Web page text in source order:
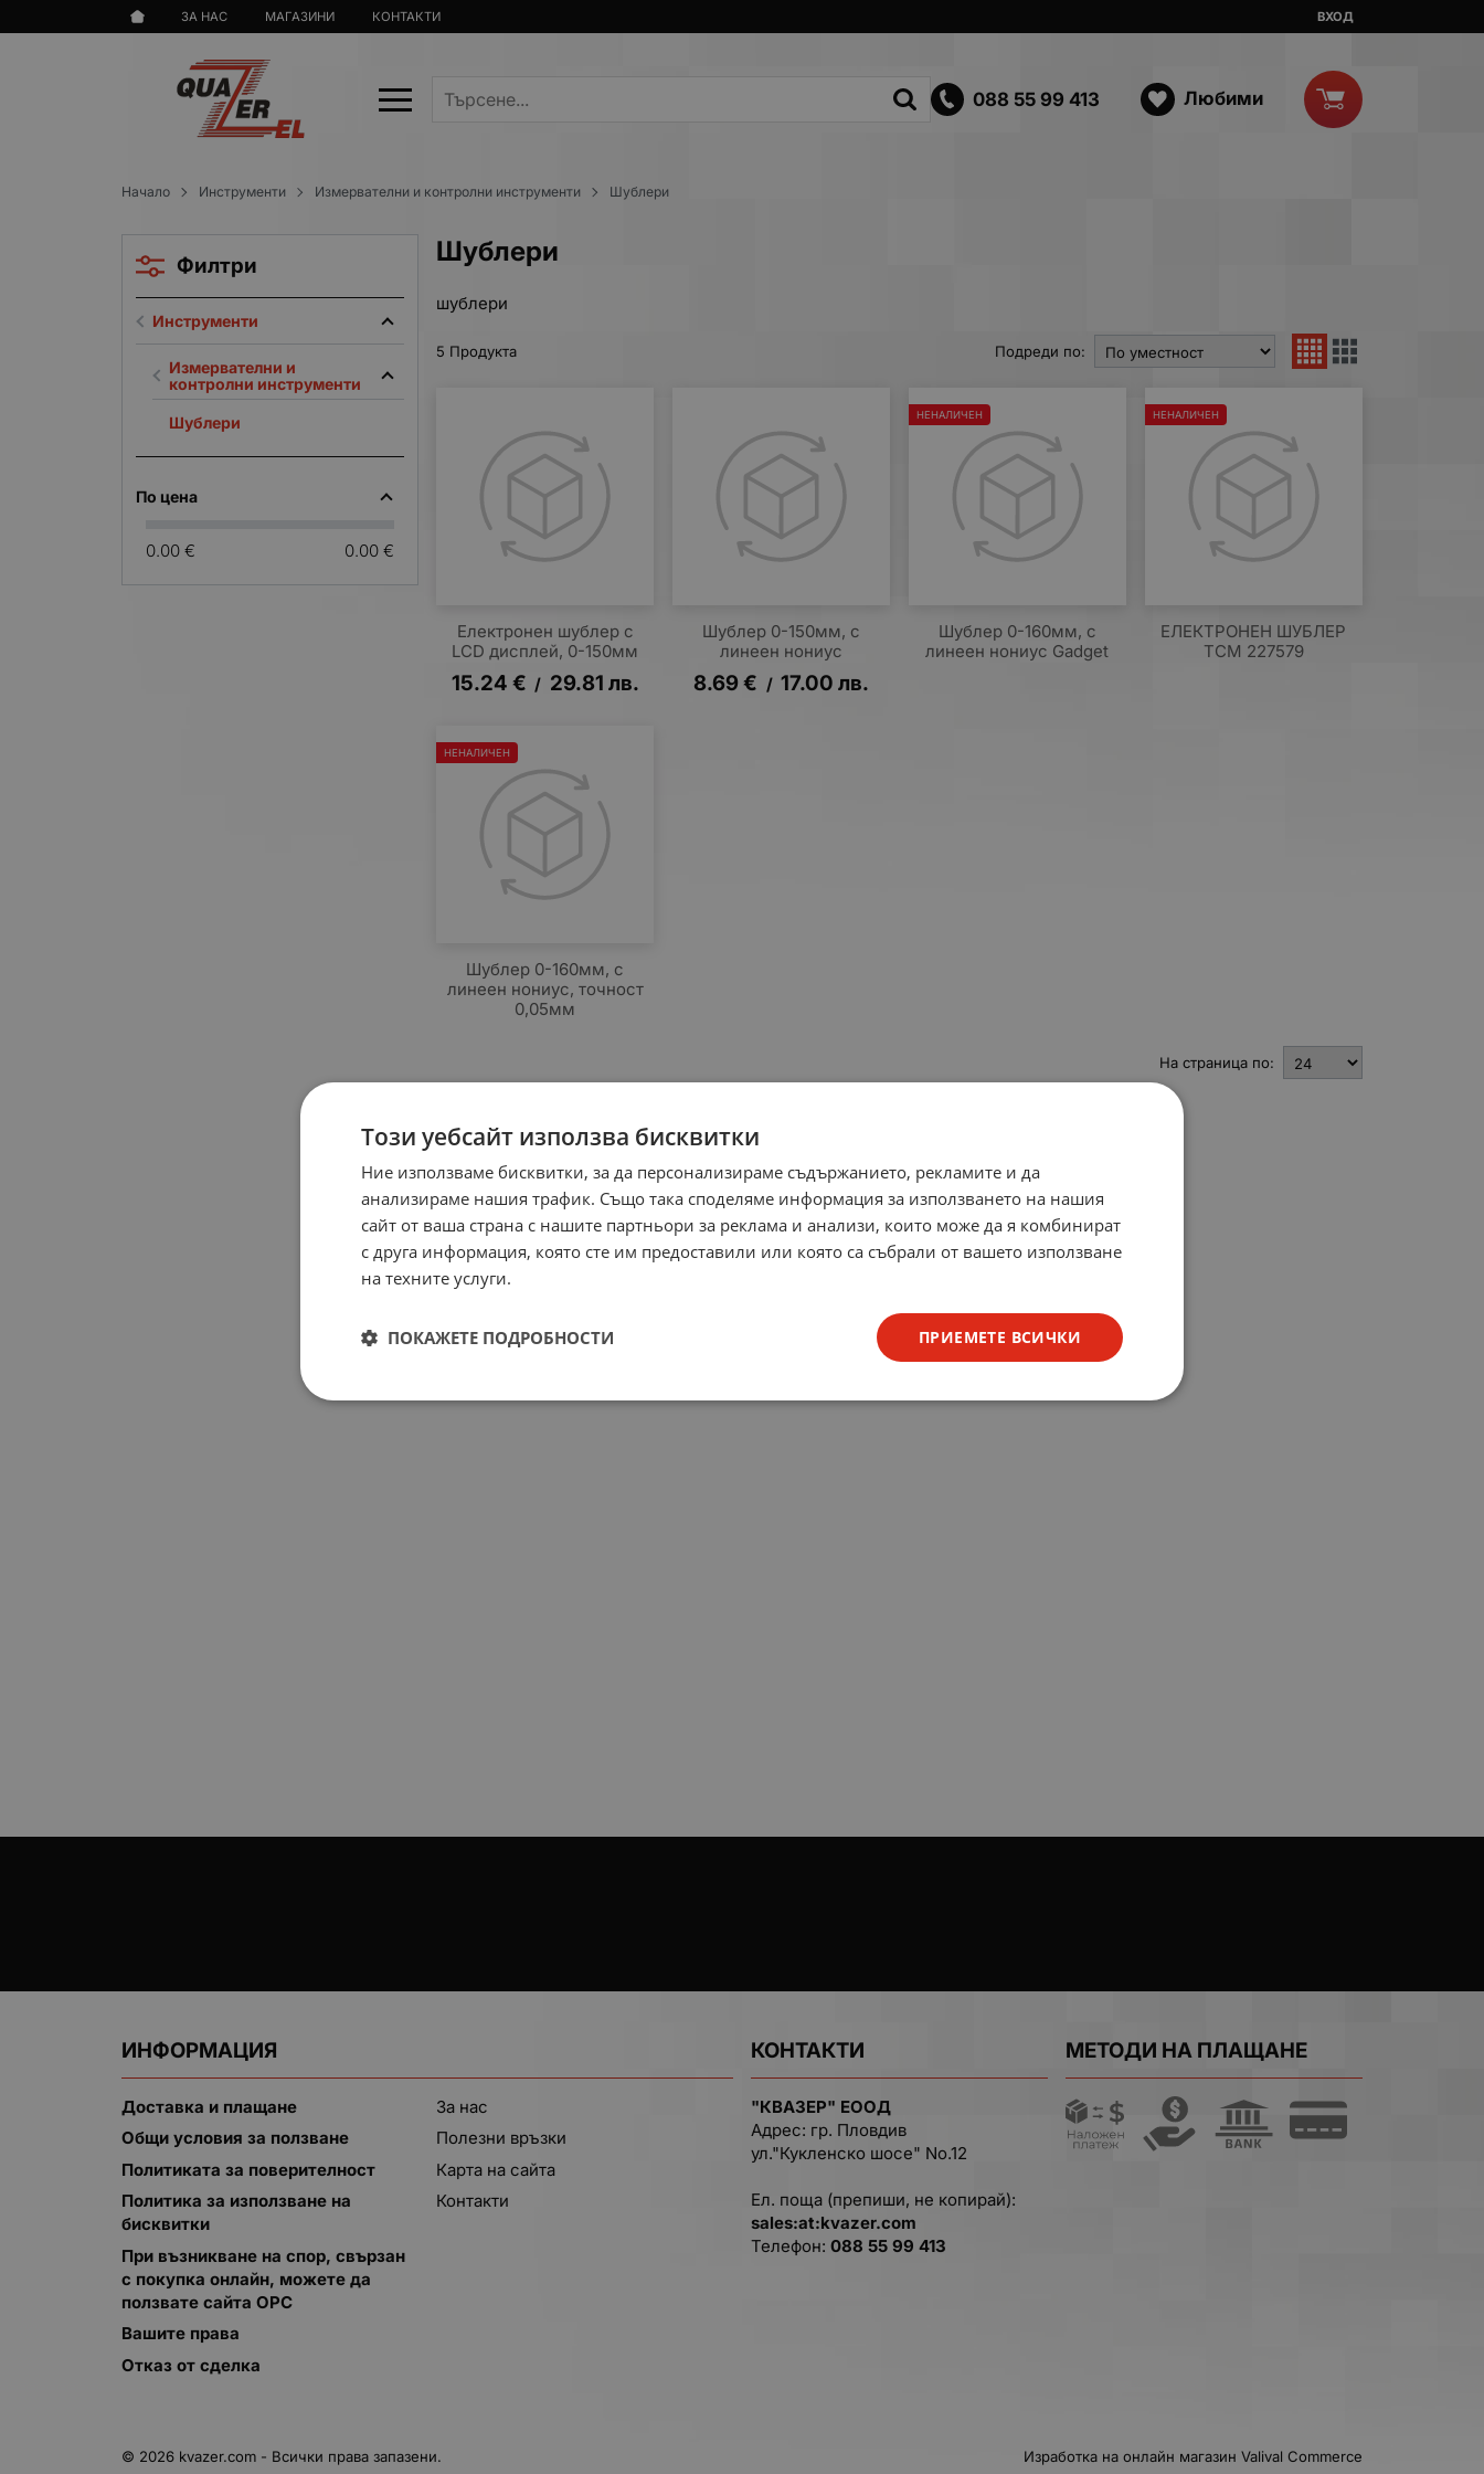
ЗА НАС МАГАЗИНИ КОНТАКТИ ВХОД
088 55 99 413 Любими
Начало Инструменти Измервателни и контролни инструменти Шублери
Шублери
шублери
5 Продукта Подреди по:
Електронен шублер с
LCD дисплей, 0-150мм
15.24 € / 29.81 лв.
Шублер 0-150мм, с
линеен нониус
8.69€ / 17.00 лв.
Шублер 0-160мм, с
линеен нониус Gadget
НЕНАЛИЧЕН
ЕЛЕКТРОНЕН ШУБЛЕР
TCM 227579
НЕНАЛИЧЕН
Шублер 0-160мм, с
линеен нониус, точност
0,05мм
НЕНАЛИЧЕН
На страница по:
Филтри
Инструменти
Измервателни и
контролни инструменти
Шублери
По цена
0.00 € 0.00 €
ИНФОРМАЦИЯ
Доставка и плащане
Общи условия за ползване
Политиката за поверителност
Политика за използване на
бисквитки
При възникване на спор, свързан
с покупка онлайн, можете да
ползвате сайта ОРС
Вашите права
Отказ от сделка
За нас
Полезни връзки
Карта на сайта
Контакти
КОНТАКТИ
"КВАЗЕР" ЕООД
Адрес: гр. Пловдив
ул."Кукленско шосе" No.12
Ел. поща (препиши, не копирай):
salеs:at:kvazer.cоm
Телефон:088 55 99 413
МЕТОДИ НА ПЛАЩАНЕ
© 2026 kvazer.com - Всички права запазени. Изработка на онлайн магазин Valival Commerce
Този уебсайт използва бисквитки
Ние използваме бисквитки, за да персонализираме съдържанието, рекламите и да
анализираме нашия трафик. Също така споделяме информация за използването на нашия
сайт от ваша страна с нашите партньори за реклама и анализи, които може да я комбинират
с друга информация, която сте им предоставили или която са събрали от вашето използване
на техните услуги.
ПРИЕМЕТЕ ВСИЧКИ
ПОКАЖЕТЕ ПОДРОБНОСТИ